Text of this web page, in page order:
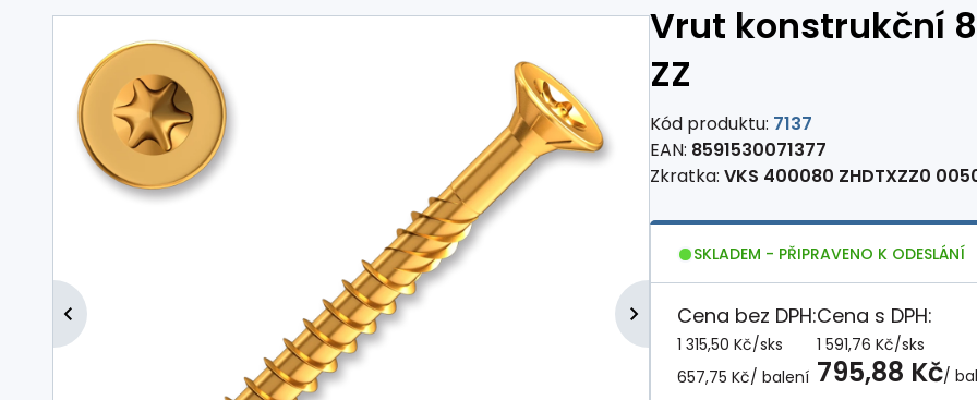
Vrut konstrukční
ZZ
Kód produktu: 7137
EAN: 8591530071377
Zkratka: VKS 400080 ZHDTXZZ0
SKLADEM - PŘIPRAVENO K ODESLÁNÍ
Cena bez DPH:
1 315,50 Kč/sks
657,75 Kč/ balení
Cena s DPH:
1 591,76 Kč/sks
795,88 Kč/